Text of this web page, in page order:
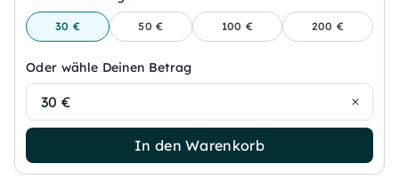
30 € 50 € 100 € 200 €
Oder wähle Deinen Betrag
30 €
In den Warenkorb